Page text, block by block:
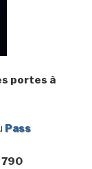
portes à
Pass